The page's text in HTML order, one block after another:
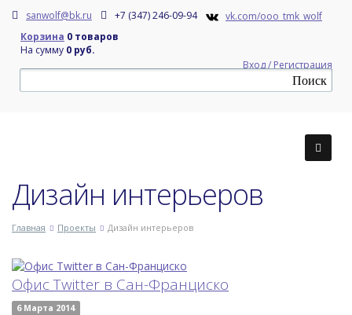
sanwolf@bk.ru +7 (347) 246-09-94
vk.com/ooo_tmk_wolf
Корзина 0 товаров
На сумму 0 руб.
Вход / Регистрация
Дизайн интерьеров
Главная Проекты Дизайн интерьеров
Офис Twitter в Сан-Франциско
6 Марта 2014